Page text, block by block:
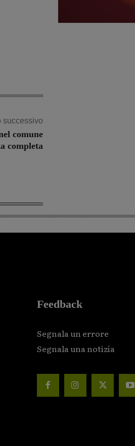
successivo
comune
completa
Feedback
Segnala un errore
Segnala una notizia